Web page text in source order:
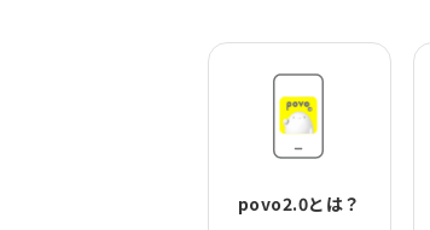
povo2.0とは？